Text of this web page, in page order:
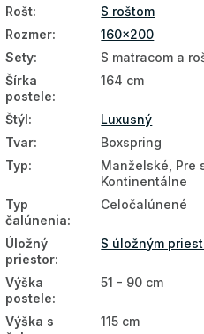
Rošt:
S roštom
Rozmer:
160x200
Sety:
S matracom a
Šírka
postele:
164 cm
Štýl:
Luxusný
Tvar:
Boxspring
Typ:
Manželské, Pre
Kontinentálne
Typ
čalúnenia:
Celočalúnené
Úložný
priestor:
S úložným
Výška
postele:
51 - 90 cm
Výška s
115 cm